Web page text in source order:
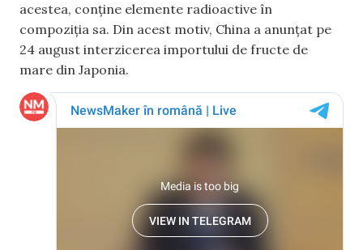
acestea, conține elemente radioactive în
compoziția sa. Din acest motiv, China a anunțat pe
24 august interzicerea importului de fructe de
mare din Japonia.